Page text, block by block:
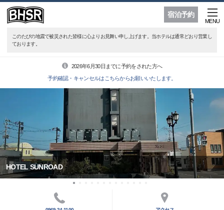
宿泊予約
MENU
このたびの地震で被災された皆様に心よりお見舞い申し上げます。当ホテルは通常どおり営業し
ております。
2026年6月30日までに予約をされた方へ
予約確認・キャンセルはこちらからお願いいたします。
HOTEL SUNROAD